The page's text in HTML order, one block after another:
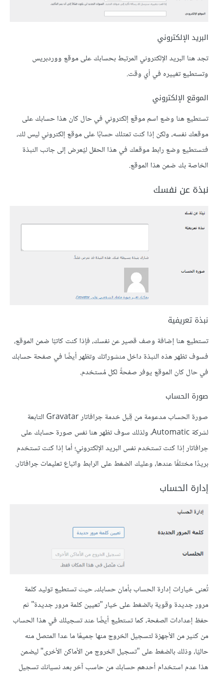
البريد الإلكتروني
تجد هنا البريد الإلكتروني المرتبط بحسابك على موقع ووردبريس
وتستطيع تغييره في أي وقت.
الموقع الإلكتروني
تستطيع هنا وضع اسم موقع إلكتروني في حال كان هذا حسابك على
موقعك نفسه، ولكن إذا كنت تمتلك حسابًا على موقع إلكتروني ليس لك،
فتستطيع وضع رابط موقعك في هذا الحقل ليُعرض إلى جانب النبذة
الخاصة بك ضمن هذا الموقع.
نبذة عن نفسك
نبذة تعريفية
تستطيع هنا إضافة وصف قصير عن نفسك، فإذا كنت كاتبًا ضمن الموقع،
فسوف تظهر هذه النبذة داخل منشوراتك وتظهر أيضًا في صفحة حسابك
في حال كان الموقع يوفر صفحةً لكل مُستخدم.
صورة الحساب
صورة الحساب مدعومة من قِبل خدمة جرافاتار Gravatar التابعة
لشركة Automatic، ولذلك سوف تظهر هنا نفس صورة حسابك على
جرافاتار إذا كنت تستخدم نفس البريد الإلكتروني؛ أما إذا كنت تستخدم
بريدًا مختلفًا عندها، وعليك الضغط على الرابط واتباع تعليمات جرافاتار.
إدارة الحساب
تُعنى خيارات إدارة الحساب بأمان حسابك، حيث تستطيع توليد كلمة
مرور جديدة وقوية بالضغط على خيار "تعيين كلمة مرور جديدة" ثم
حفظ إعدادات الصفحة، كما تستطيع أيضًا عند تسجيلك في هذا الحساب
من كثير من الأجهزة لتسجيل الخروج منها جميعًا ما عدا المتصل منه
حاليًا، وذلك بالضغط على "تسجيل الخروج من الأماكن الأخرى" ليضمن
هذا عدم استخدام أحدهم حسابك من حاسب آخر بعد نسيانك تسجيل